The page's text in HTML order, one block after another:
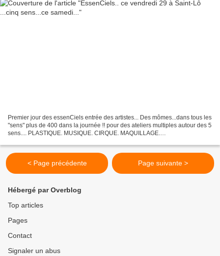
Premier jour des essenCiels entrée des artistes... Des mômes...dans tous les
"sens" plus de 400 dans la journée !! pour des ateliers multiples autour des 5
sens.... PLASTIQUE. MUSIQUE. CIRQUE. MAQUILLAGE.
< Page précédente Page suivante >
Hébergé par Overblog
Top articles
Pages
Contact
Signaler un abus